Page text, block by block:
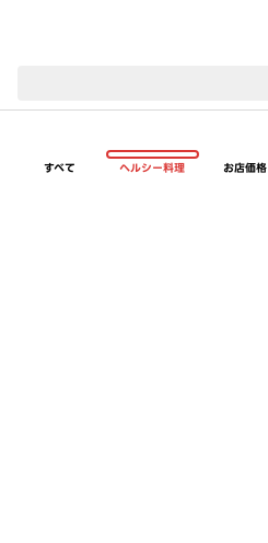
すべて ヘルシー料理 お店価格